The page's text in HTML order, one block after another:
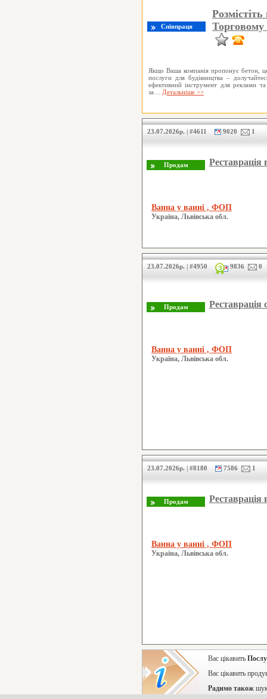
Якщо Ваша компанія пропонує бетон,
послуги для будівництва –
ефективний інструмент для реклами
за… Детальніше >>
23.07.2026р. | #4611 9020 1
Ванна у ванні , ФОП
Україна, Львівська обл.
23.07.2026р. | #4950 9836 0
Реставрація
Ванна у ванні , ФОП
Україна, Львівська обл.
23.07.2026р. | #8180 7586 1
Реставрація
Ванна у ванні , ФОП
Україна, Львівська обл.
Вас цікавить
Вас цікавить
Радимо також